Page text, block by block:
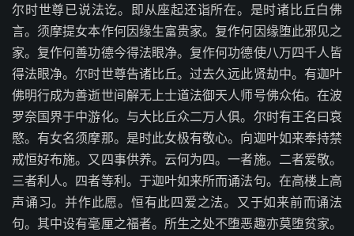
尔时世尊已说法讫。即从座起还诣所在。是时诸比丘白佛
言。须摩提女本作何因缘生富贵家。复作何因缘堕此邪见之
家。复作何善功德今得法眼净。复作何功德使八万四千人皆
得法眼净。尔时世尊告诸比丘。过去久远此贤劫中。有迦叶
佛明行成为善逝世间解无上士道法御天人师号佛众佑。在波
罗奈国界于中游化。与大比丘众二万人俱。尔时有王名曰哀
愍。有女名须摩那。是时此女极有敬心。向迦叶如来奉持禁
戒恒好布施。又四事供养。云何为四。一者施。二者爱敬。
三者利人。四者等利。于迦叶如来所而诵法句。在高楼上高
声诵习。并作此愿。恒有此四爱之法。又于如来前而诵法
句。其中设有毫厘之福者。所生之处不堕恶趣亦莫堕贫家。